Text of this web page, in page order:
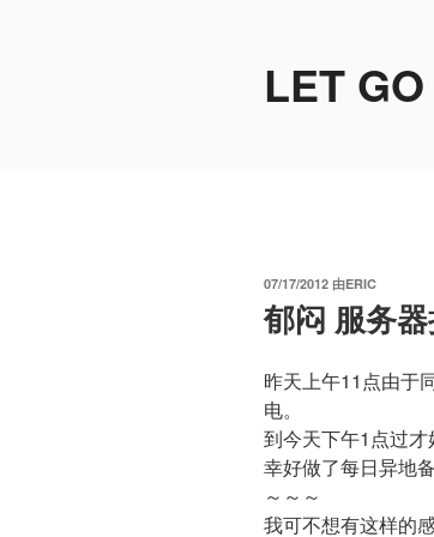
LET
发
布
于
07/17/2012 由ERIC
郁闷 服务器
昨天上午11点由于
电。
到今天下午1点过
幸好做了每日异地
～～～
我可不想有这样的